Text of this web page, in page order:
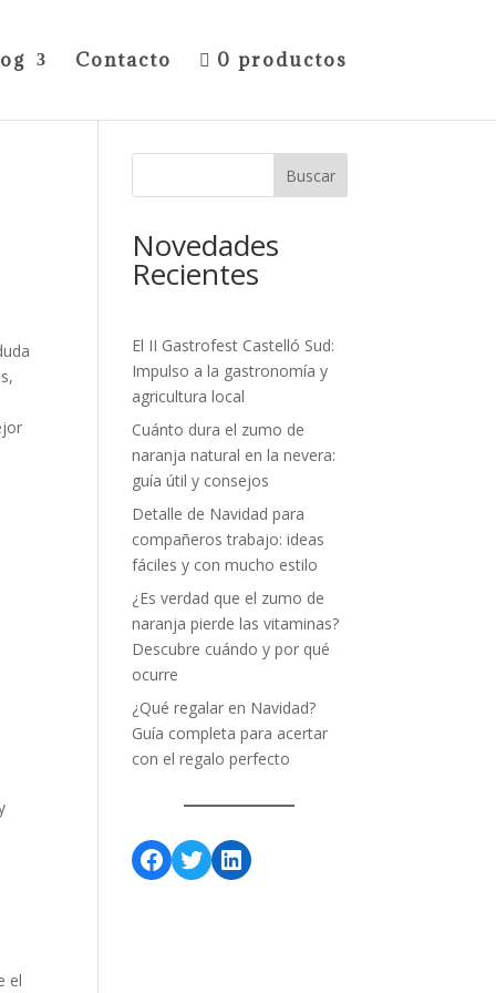
Contacto 0 productos
el
Buscar
Novedades
Recientes
El II Gastrofest Castelló Sud:
Impulso a la gastronomía y
agricultura local
Cuánto dura el zumo de
naranja natural en la nevera:
guía útil y consejos
Detalle de Navidad para
compañeros trabajo: ideas
fáciles y con mucho estilo
¿Es verdad que el zumo de
naranja pierde las vitaminas?
Descubre cuándo y por qué
ocurre
¿Qué regalar en Navidad?
Guía completa para acertar
con el regalo perfecto
Facebook
TwitterLinkedIn